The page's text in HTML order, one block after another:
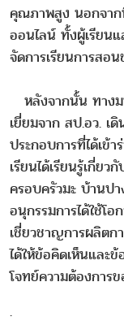
คุณภาพสูง นอกจา
ออนไลน์ ทั้งผู้เรียน
จัดการเรียนการสอ
หลังจากนั้น ทาง
เยี่ยมจาก สป.อว. เ
ประกอบการที่ได้เข้
เรียนได้เรียนรู้เกี่ย
ครอบครัวมะ บ้านป
อนุกรรมการได้ใช้โ
เชี่ยวชาญการผลิต
ได้ให้ข้อคิดเห็นและ
โจทย์ความต้องการ
.